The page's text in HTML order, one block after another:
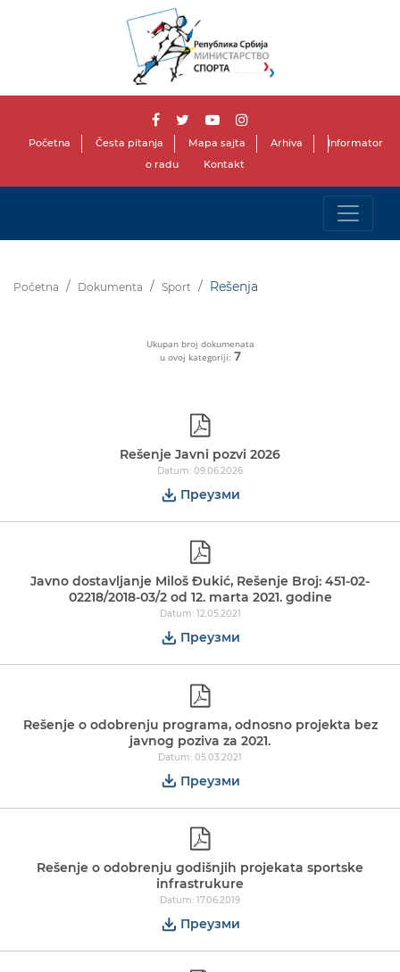
Početna Česta pitanja Mapa sajta Arhiva
Informator
o radu
Kontakt
Početna Dokumenta Sport Rešenja
Ukupan broj dokumenata
u ovoj kategoriji: 7
Rešenje Javni pozvi 2026
Datum: 09.06.2026
Преузми
Javno dostavljanje Miloš Đukić, Rešenje Broj: 451-02-
02218/2018-03/2 od 12. marta 2021. godine
Datum: 12.05.2021
Преузми
Rešenje o odobrenju programa, odnosno projekta bez
javnog poziva za 2021.
Datum: 05.03.2021
Преузми
Rešenje o odobrenju godišnjih projekata sportske
infrastrukure
Datum: 17.06.2019
Преузми